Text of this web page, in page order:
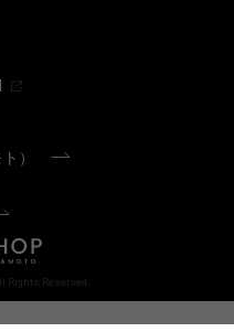
）
Rights Reserved.